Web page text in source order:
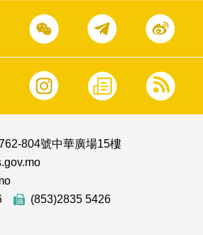
804號中華廣場15樓
(853)2835 5426